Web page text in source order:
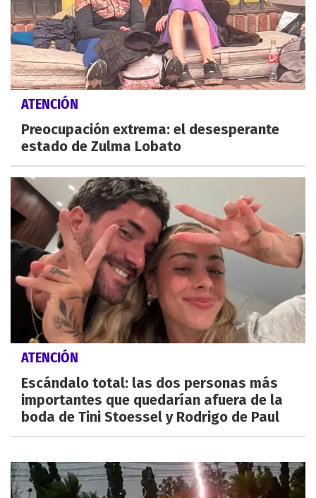
ATENCIÓN
Preocupación extrema: el desesperante
estado de Zulma Lobato
ATENCIÓN
Escándalo total: las dos personas más
importantes que quedarían afuera de la
boda de Tini Stoessel y Rodrigo de Paul